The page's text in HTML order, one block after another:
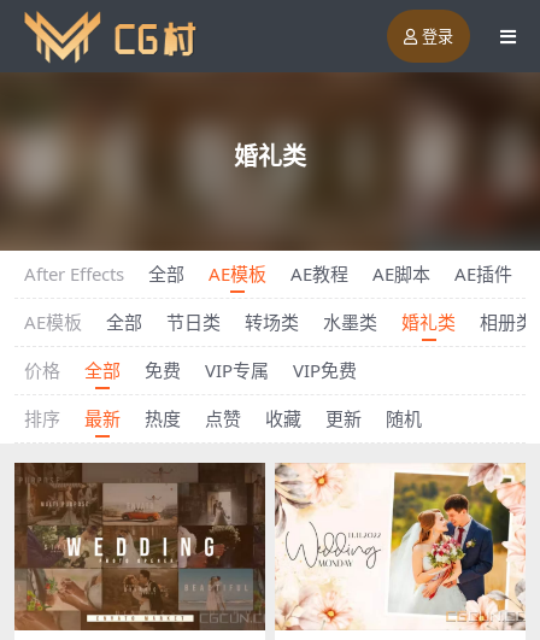
登录
婚礼类
After Effects 全部 AE模板 AE教程 AE脚本
AE插件
AE模板
全部 节日类 转场类 水墨类 婚礼类
相册类
价格
全部 免费 VIP专属
VIP免费
排序
最新 热度 点赞 收藏 更新 随机